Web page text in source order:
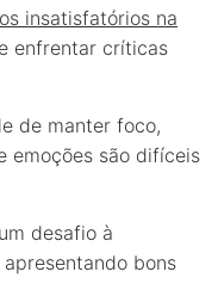
insatisfatórios na
enfrentar críticas
de manter foco,
emoções são difíceis
desafio à
bons